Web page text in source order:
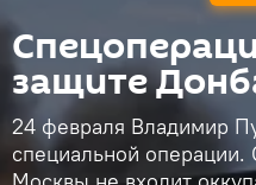
защите
24 февраля Владимир
специальной